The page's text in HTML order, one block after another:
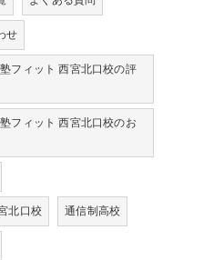
せ
フィット 西宮北口校の評
フィット 西宮北口校のお
北口校 通信制高校